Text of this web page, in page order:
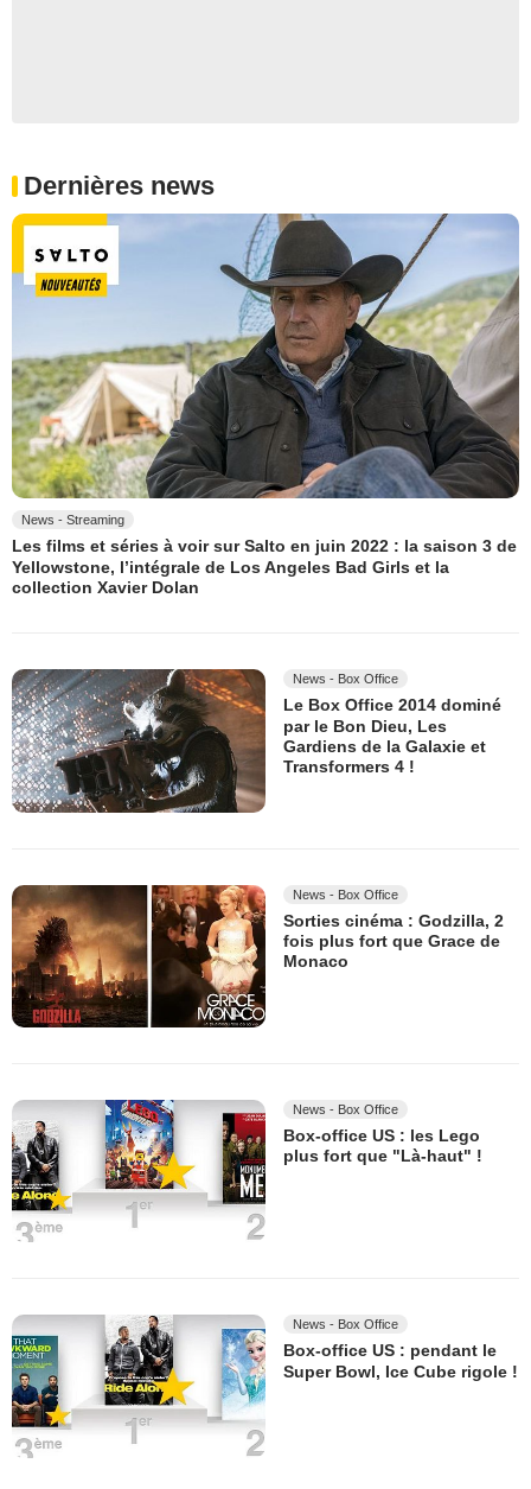
Dernières news
News - Streaming
Les films et séries à voir sur Salto en juin 2022 : la saison 3 de
Yellowstone, l’intégrale de Los Angeles Bad Girls et la
collection Xavier Dolan
News - Box Office
Le Box Office 2014 dominé
par le Bon Dieu, Les
Gardiens de la Galaxie et
Transformers 4 !
News - Box Office
Sorties cinéma : Godzilla, 2
fois plus fort que Grace de
Monaco
News - Box Office
Box-office US : les Lego
plus fort que "Là-haut" !
News - Box Office
Box-office US : pendant le
Super Bowl, Ice Cube rigole !